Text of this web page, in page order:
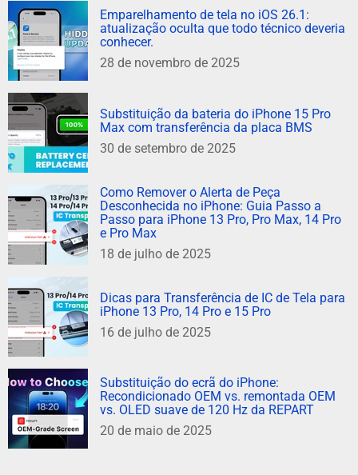
Emparelhamento de tela no iOS 26.1:
atualização oculta que todo técnico deveria
conhecer.
28 de novembro de 2025
Substituição da bateria do iPhone 15 Pro
Max com transferência da placa BMS
30 de setembro de 2025
Como Remover o Alerta de Peça
Desconhecida no iPhone: Guia Passo a
Passo para iPhone 13 Pro, Pro Max, 14 Pro
e Pro Max
18 de julho de 2025
Dicas para Transferência de IC de Tela para
iPhone 13 Pro, 14 Pro e 15 Pro
16 de julho de 2025
Substituição do ecrã do iPhone:
Recondicionado OEM vs. remontada OEM
vs. OLED suave de 120 Hz da REPART
20 de maio de 2025